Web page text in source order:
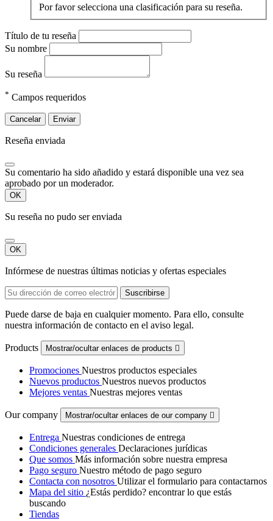
Por favor selecciona una clasificación para su reseña.
Título de tu reseña
Su nombre
Su reseña
* Campos requeridos
Cancelar Enviar
Reseña enviada
Su comentario ha sido añadido y estará disponible una vez sea
aprobado por un moderador.
OK
Su reseña no pudo ser enviada
OK
Infórmese de nuestras últimas noticias y ofertas especiales
Puede darse de baja en cualquier momento. Para ello, consulte
nuestra información de contacto en el aviso legal.
Products Mostrar/ocultar enlaces de products 
Promociones Nuestros productos especiales
Nuevos productos Nuestros nuevos productos
Mejores ventas Nuestras mejores ventas
Our company Mostrar/ocultar enlaces de our company 
Entrega Nuestras condiciones de entrega
Condiciones generales Declaraciones jurídicas
Que somos Más información sobre nuestra empresa
Pago seguro Nuestro método de pago seguro
Contacta con nosotros Utilizar el formulario para contactarnos
Mapa del sitio ¿Estás perdido? encontrar lo que estás
buscando
Tiendas